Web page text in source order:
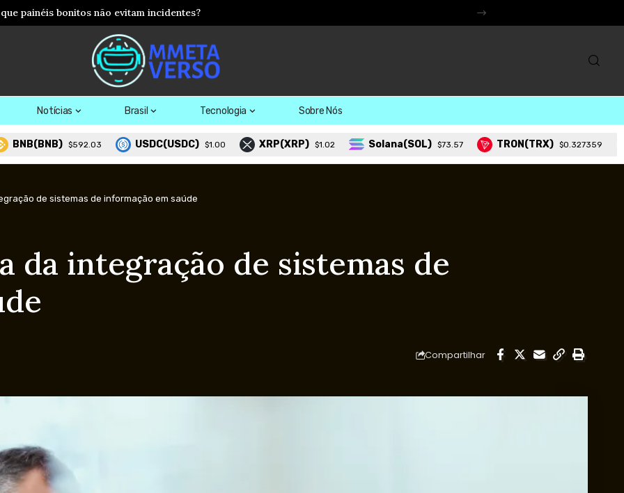
agentes inteligentes podem acelerar a chegada do metaverso
Notícias Brasil Tecnologia Sobre Nós
$592.03 USDC(USDC) $1.00 XRP(XRP) $1.02 Solana(SOL) $73.57 TRON(TRX) $0.327359
de sistemas de informação em saúde
da integração de sistemas de
Compartilhar